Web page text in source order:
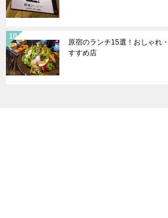
原宿のランチ15選！おしゃれ
すすめ店